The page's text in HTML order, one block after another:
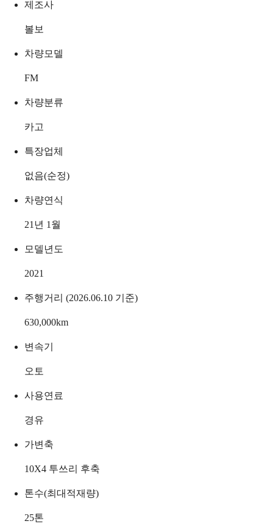
제조사
볼보
차량모델
FM
차량분류
카고
특장업체
없음(순정)
차량연식
21년 1월
모델년도
2021
주행거리 (2026.06.10 기준)
630,000km
변속기
오토
사용연료
경유
가변축
10X4 투쓰리 후축
톤수(최대적재량)
25톤